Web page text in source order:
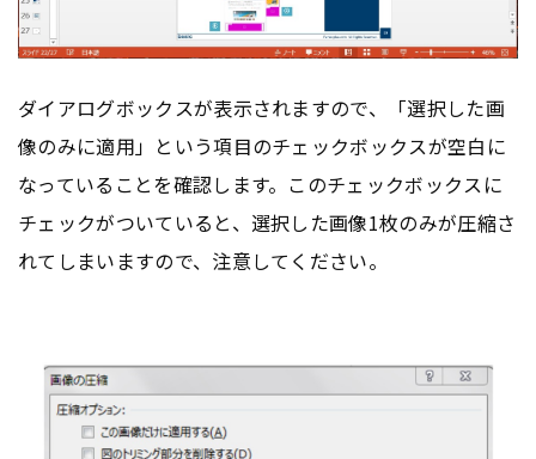
ダイアログボックスが表示されますので、「選択した画
像のみに適用」という項目のチェックボックスが空白に
なっていることを確認します。このチェックボックスに
チェックがついていると、選択した画像1枚のみが圧縮さ
れてしまいますので、注意してください。